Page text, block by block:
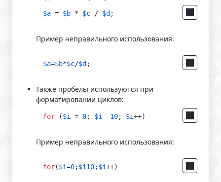
$a = $b * $c / $d ;
Пример неправильного использования:
$a=$b*$c/$d ;
Также пробелы используются при
форматировании циклов:
for ($i = 0; $i 10; $i++)
Пример неправильного использования:
for($i=0;$i10;$i++)